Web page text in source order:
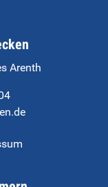
Arenth